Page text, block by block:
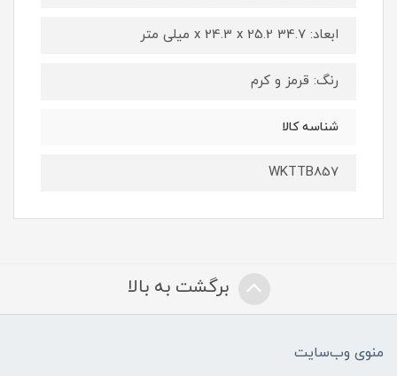
ابعاد: 34.7 x 24.3 x 25.2 میلی متر
رنگ: قرمز و کرم
شناسه کالا
WKTTB857
برگشت به بالا
منوی وب‌سایت